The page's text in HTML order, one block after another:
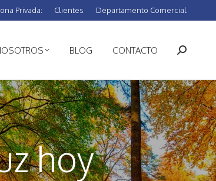
Privada: Clientes Departamento Comercial
BLOG CONTACTO Buscar:
hoy